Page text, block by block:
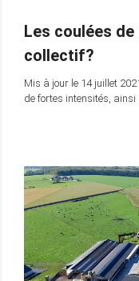
Les coulées
collectif?
Mis à jour le 14 juillet
de fortes intensités, ainsi